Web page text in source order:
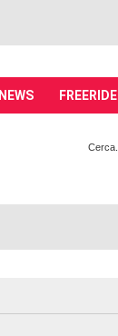
NEWS FREERIDE